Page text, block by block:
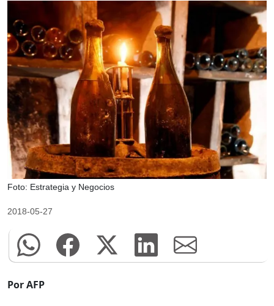
Foto: Estrategia y Negocios
2018-05-27
Por AFP